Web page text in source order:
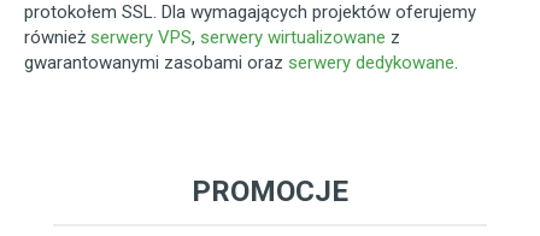
protokołem SSL. Dla wymagających projektów oferujemy
również serwery VPS, serwery wirtualizowane z
gwarantowanymi zasobami oraz serwery dedykowane.
PROMOCJE